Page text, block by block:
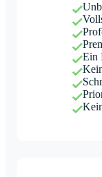
Ein